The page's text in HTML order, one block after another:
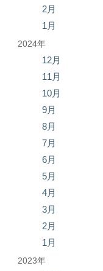
2月
1月
2024年
12月
11月
10月
9月
8月
7月
6月
5月
4月
3月
2月
1月
2023年